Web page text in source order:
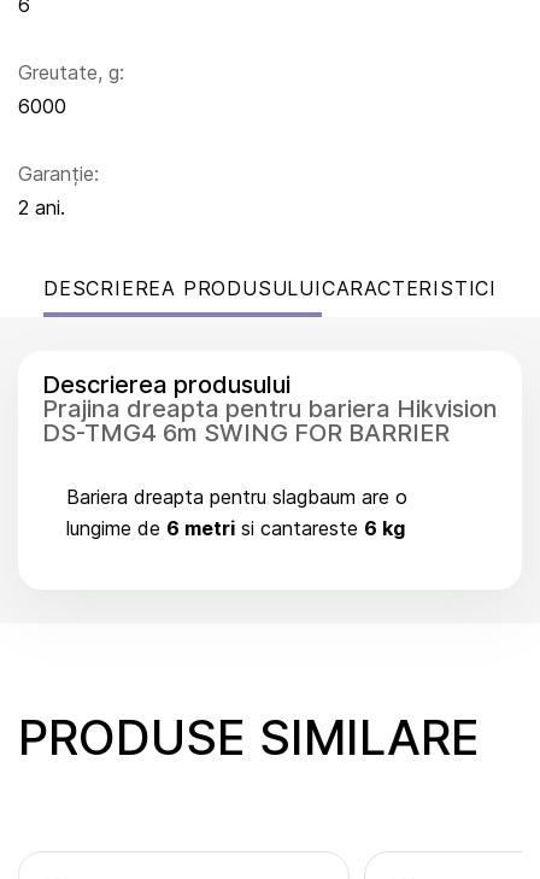
Greutate, g:
6000
Garanție:
2 ani.
DESCRIEREA PRODUSULUICARACTERISTICI
Descrierea produsului
Prajina dreapta pentru bariera Hikvision
DS-TMG4 6m SWING FOR BARRIER
Bariera dreapta pentru slagbaum are o
lungime de 6 metri si cantareste 6 kg
PRODUSE SIMILARE